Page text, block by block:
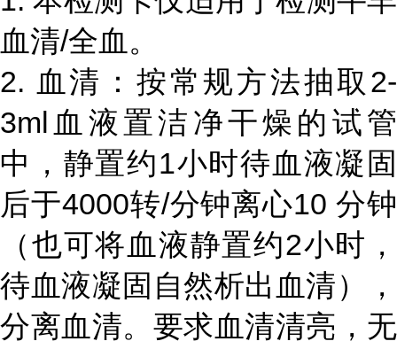
血清/全血。
2. 血清：按常规方法抽取2-
3ml血液置洁净干燥的试管
中，静置约1小时待血液凝固
后于4000转/分钟离心10 分钟
（也可将血液静置约2小时，
待血液凝固自然析出血清），
分离血清。要求血清清亮，无